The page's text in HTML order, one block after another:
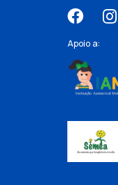
Apoio a: